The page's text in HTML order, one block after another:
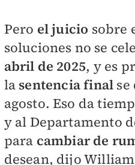
Pero el juicio sobre
soluciones no se
abril de 2025, y es
la sentencia final se
agosto. Eso da
y al Departamento
para cambiar de
desean, dijo